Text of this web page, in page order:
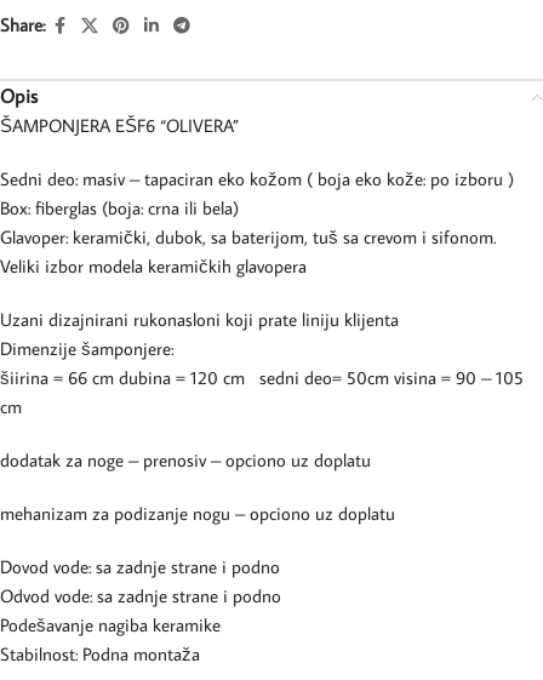
Share:
Opis
ŠAMPONJERA EŠF6 “OLIVERA”
Sedni deo: masiv – tapaciran eko kožom ( boja eko kože: po izboru )
Box: fiberglas (boja: crna ili bela)
Glavoper: keramički, dubok, sa baterijom, tuš sa crevom i sifonom.
Veliki izbor modela keramičkih glavopera
Uzani dizajnirani rukonasloni koji prate liniju klijenta
Dimenzije šamponjere:
šiirina = 66 cm dubina = 120 cm sedni deo= 50cm visina = 90 – 105
cm
dodatak za noge – prenosiv – opciono uz doplatu
mehanizam za podizanje nogu – opciono uz doplatu
Dovod vode: sa zadnje strane i podno
Odvod vode: sa zadnje strane i podno
Podešavanje nagiba keramike
Stabilnost: Podna montaža